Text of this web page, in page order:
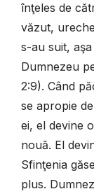
înţeles de
văzut,
s-au suit,
Dumnezeu
2:9). Când
se apropie
ei, el devine
nouă. El
Sfinţenia
plus.